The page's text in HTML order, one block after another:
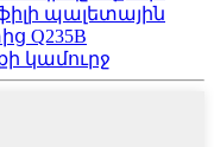
պալետային
Q235B
կամուրջ